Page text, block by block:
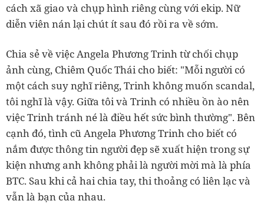
cách xã giao và chụp hình riêng cùng với ekip. Nữ
diễn viên nán lại chút ít sau đó rồi ra về sớm.
Chia sẻ về việc Angela Phương Trinh từ chối chụp
ảnh cùng, Chiêm Quốc Thái cho biết: "Mỗi người có
một cách suy nghĩ riêng, Trinh không muốn scandal,
tôi nghĩ là vậy. Giữa tôi và Trinh có nhiều ồn ào nên
việc Trinh tránh né là điều hết sức bình thường". Bên
cạnh đó, tình cũ Angela Phương Trinh cho biết có
nắm được thông tin người đẹp sẽ xuất hiện trong sự
kiện nhưng anh không phải là người mời mà là phía
BTC. Sau khi cả hai chia tay, thi thoảng có liên lạc và
vẫn là bạn của nhau.